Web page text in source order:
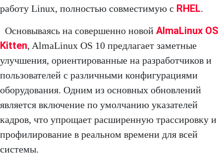
работу Linux, полностью совместимую с RHEL.
Основываясь на совершенно новой AlmaLinux OS
Kitten, AlmaLinux OS 10 предлагает заметные
улучшения, ориентированные на разработчиков и
пользователей с различными конфигурациями
оборудования. Одним из основных обновлений
является включение по умолчанию указателей
кадров, что упрощает расширенную трассировку и
профилирование в реальном времени для всей
системы.